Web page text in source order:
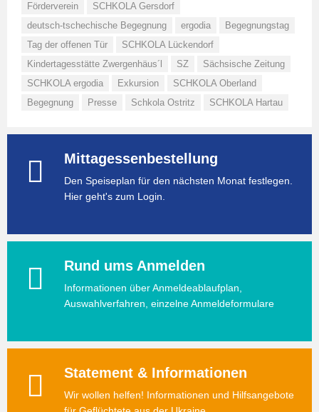
Förderverein
SCHKOLA Gersdorf
deutsch-tschechische Begegnung
ergodia
Begegnungstag
Tag der offenen Tür
SCHKOLA Lückendorf
Kindertagesstätte Zwergenhäus´l
SZ
Sächsische Zeitung
SCHKOLA ergodia
Exkursion
SCHKOLA Oberland
Begegnung
Presse Schkola Ostritz SCHKOLA Hartau
Mittagessenbestellung
Den Speiseplan für den nächsten Monat festlegen.
Hier geht's zum Login.
Rund ums Anmelden
Informationen über Anmeldeablaufplan,
Auswahlverfahren, einzelne Anmeldeformulare
Statement & Informationen
Wir wollen helfen! Informationen und Hilfsangebote